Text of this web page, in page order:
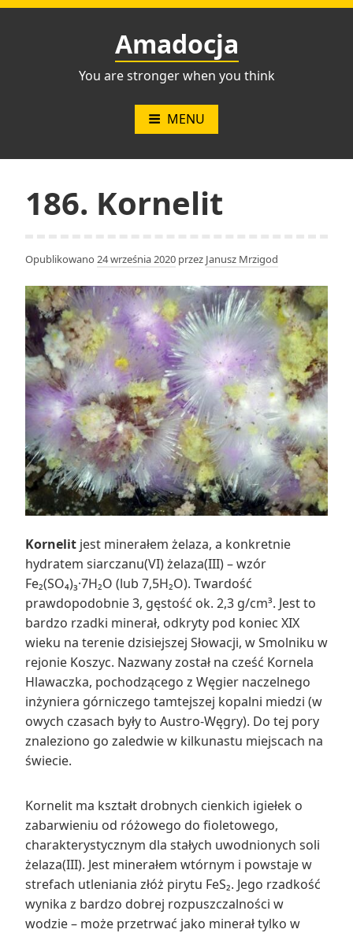
Przejdź
Amadocja
You are stronger when you think
MENU
186. Kornelit
Opublikowano 24 września 2020 przez Janusz Mrzigod
Kornelit jest minerałem żelaza, a konkretnie
hydratem siarczanu(VI) żelaza(III) – wzór
Fe₂(SO₄)₃·7H₂O (lub 7,5H₂O). Twardość
prawdopodobnie 3, gęstość ok. 2,3 g/cm³. Jest to
bardzo rzadki minerał, odkryty pod koniec XIX
wieku na terenie dzisiejszej Słowacji, w Smolniku w
rejonie Koszyc. Nazwany został na cześć Kornela
Hlawaczka, pochodzącego z Węgier naczelnego
inżyniera górniczego tamtejszej kopalni miedzi (w
owych czasach były to Austro-Węgry). Do tej pory
znaleziono go zaledwie w kilkunastu miejscach na
świecie.
Kornelit ma kształt drobnych cienkich igiełek o
zabarwieniu od różowego do fioletowego,
charakterystycznym dla stałych uwodnionych soli
żelaza(III). Jest minerałem wtórnym i powstaje w
strefach utleniania złóż pirytu FeS₂. Jego rzadkość
wynika z bardzo dobrej rozpuszczalności w
wodzie – może przetrwać jako minerał tylko w